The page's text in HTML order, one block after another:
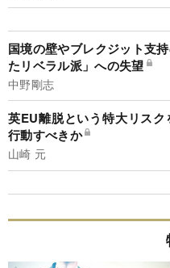
国境の壁やブレクジット支
たリベラル派」への失望
中野剛志
英EU離脱という特大リスク
行動すべきか
山崎 元